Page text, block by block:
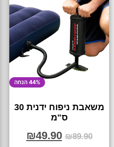
44% הנחה
משאבת ניפוח ידנית 30
ס"מ
₪89.90
₪49.90